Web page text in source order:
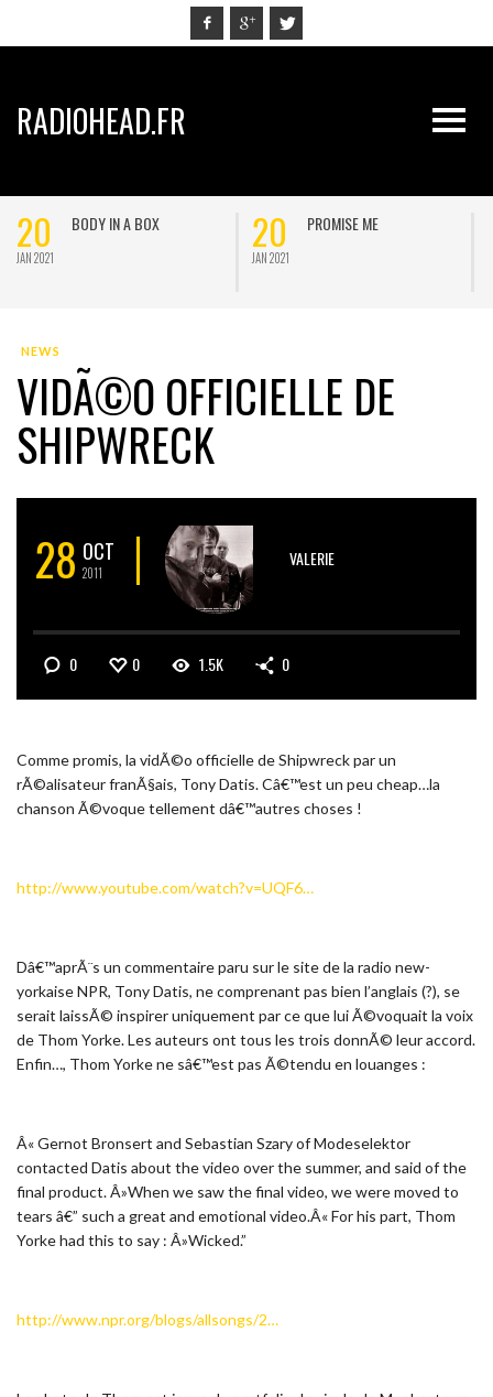
RADIOHEAD.FR
20
JAN 2021
BODY IN A BOX 20
JAN 2021
PROMISE ME
NEWS
VIDÃ©O OFFICIELLE DE
SHIPWRECK
28 OCT
2011
VALERIE
0 0 1.5K 0
Comme promis, la vidÃ©o officielle de Shipwreck par un
rÃ©alisateur franÃ§ais, Tony Datis. Câ€™est un peu cheap…la
chanson Ã©voque tellement dâ€™autres choses !
http://www.youtube.com/watch?v=UQF6…
Dâ€™aprÃ¨s un commentaire paru sur le site de la radio new-
yorkaise NPR, Tony Datis, ne comprenant pas bien l’anglais (?), se
serait laissÃ© inspirer uniquement par ce que lui Ã©voquait la voix
de Thom Yorke. Les auteurs ont tous les trois donnÃ© leur accord.
Enfin…, Thom Yorke ne sâ€™est pas Ã©tendu en louanges :
Â« Gernot Bronsert and Sebastian Szary of Modeselektor
contacted Datis about the video over the summer, and said of the
final product. Â»When we saw the final video, we were moved to
tears â€” such a great and emotional video.Â« For his part, Thom
Yorke had this to say : Â»Wicked.”
http://www.npr.org/blogs/allsongs/2…